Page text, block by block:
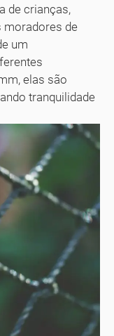
de crianças,
moradores de
um
elas são
tranquilidade